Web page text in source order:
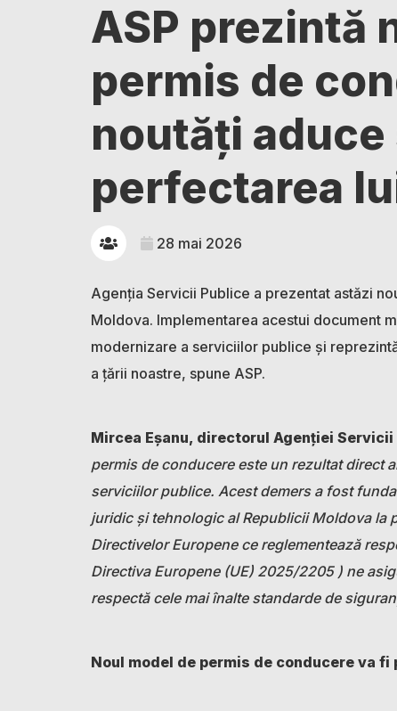
ASP prezintă
permis de
noutăți
perfectarea
28 mai 2026
Agenția Servicii Publice a prezentat astăzi
Moldova. Implementarea acestui document
modernizare a serviciilor publice și
a țării noastre, spune ASP.
Mircea Eșanu, directorul Agenției Servicii
permis de conducere este un rezultat direct
serviciilor publice. Acest demers a fost
juridic și tehnologic al Republicii Moldova la
Directivelor Europene ce reglementează
Directiva Europene (UE) 2025/2205 ) ne
respectă cele mai înalte standarde de
Noul model de permis de conducere va